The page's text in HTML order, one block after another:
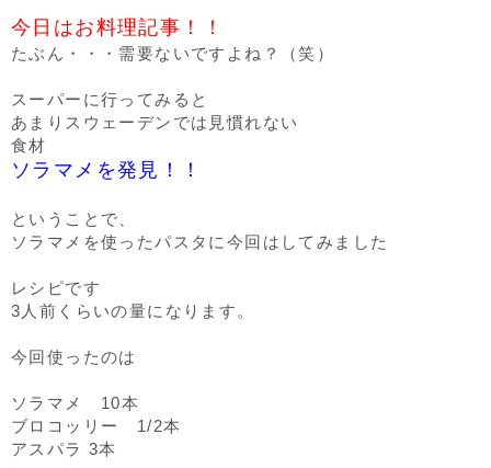
今日はお料理記事！！
たぶん・・・需要ないですよね？（笑）
スーパーに行ってみると
あまりスウェーデンでは見慣れない
食材
ソラマメを発見！！
ということで、
ソラマメを使ったパスタに今回はしてみました
レシピです
3人前くらいの量になります。
今回使ったのは
ソラマメ 10本
ブロコッリー 1/2本
アスパラ 3本